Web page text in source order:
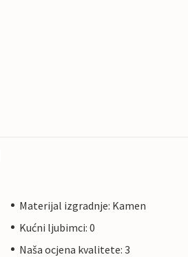
Materijal izgradnje: Kamen
Kućni ljubimci: 0
Naša ocjena kvalitete: 3